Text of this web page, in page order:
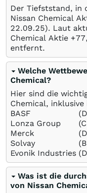
Der Tiefststand, in
Nissan Chemical
22.09.25). Laut
Chemical Aktie
entfernt.
Welche
Chemical?
Hier sind die
Chemical,
BASF
Lonza Group
Merck
Solvay
Evonik Industries
Was ist die
von Nissan